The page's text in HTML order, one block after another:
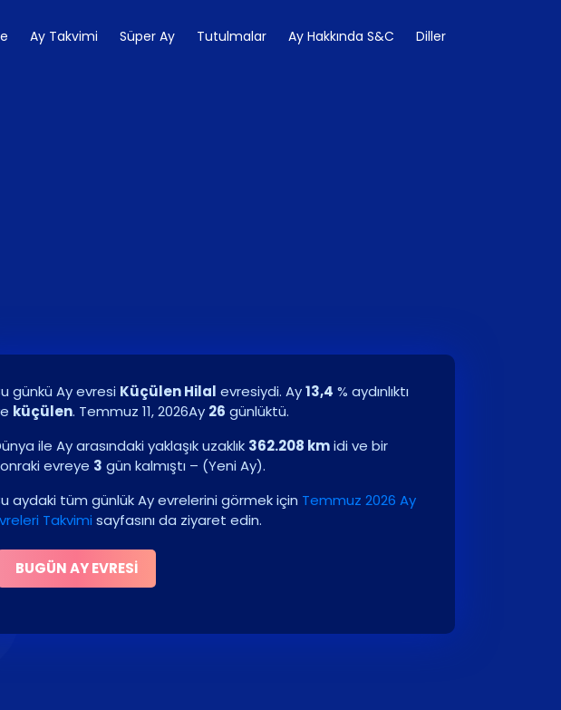
Ay Takvimi Süper Ay Tutulmalar Ay Hakkında S&C Diller
günkü Ay evresi Küçülen Hilal evresiydi. Ay13,4 % aydınlıktı
küçülen. Temmuz 11, 2026Ay 26 günlüktü.
ile Ay arasındaki yaklaşık uzaklık 362.208 kmidi ve bir
evreye 3 gün kalmıştı – (Yeni Ay).
aydaki tüm günlük Ay evrelerini görmek için Temmuz 2026 Ay
Takvimi sayfasını da ziyaret edin.
BUGÜN AY EVRESI